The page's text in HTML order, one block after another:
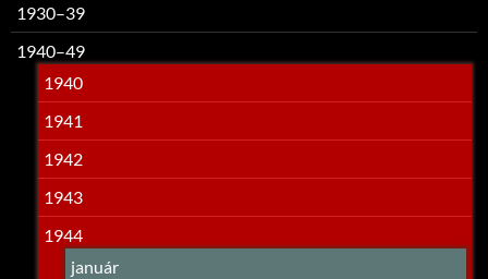
1930–39
1940–49
1940
1941
1942
1943
1944
január